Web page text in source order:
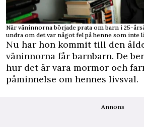
När väninnorna började prata om barn i 25-
undra om det var något fel på henne som inte
Nu har hon kommit till den
väninnorna får barnbarn. De
hur det är vara mormor och
påminnelse om hennes livsval.
Annons